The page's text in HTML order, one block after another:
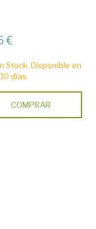
€
Stock. Disponible en
días.
COMPRAR